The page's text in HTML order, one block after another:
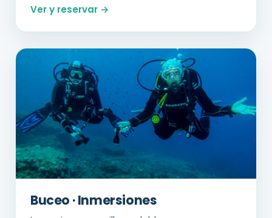
Ver y reservar →
Buceo · Inmersiones